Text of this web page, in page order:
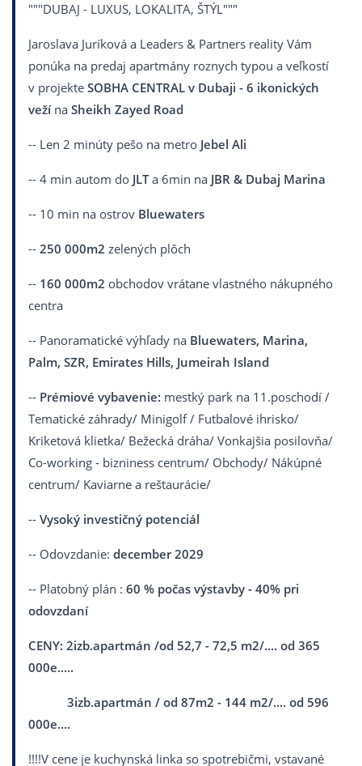
"""DUBAJ - LUXUS, LOKALITA, ŠTÝL"""
Jaroslava Juríková a Leaders & Partners reality Vám
ponúka na predaj apartmány roznych typou a veľkostí
v projekte SOBHA CENTRAL v Dubaji - 6 ikonických
veží na Sheikh Zayed Road
-- Len 2 minúty pešo na metro Jebel Ali
-- 4 min autom do JLTa 6min na JBR & Dubaj Marina
-- 10 min na ostrov Bluewaters
-- 250 000m2 zelených plôch
-- 160 000m2 obchodov vrátane vlastného nákupného
centra
-- Panoramatické výhľady na Bluewaters, Marina,
Palm, SZR, Emirates Hills, Jumeirah Island
-- Prémiové vybavenie: mestký park na 11.poschodí /
Tematické záhrady/ Minigolf / Futbalové ihrisko/
Kriketová klietka/ Bežecká dráha/ Vonkajšia posilovňa/
Co-working - bizniness centrum/ Obchody/ Nákúpné
centrum/ Kaviarne a reštaurácie/
-- Vysoký investičný potenciál
-- Odovzdanie: december 2029
-- Platobný plán : 60 % počas výstavby - 40% pri
odovzdaní
CENY: 2izb.apartmán /od 52,7 - 72,5 m2/.... od 365
000e.....
3izb.apartmán / od 87m2 - 144 m2/.... od 596
000e....
!!!!V cene je kuchynská linka so spotrebičmi, vstavané